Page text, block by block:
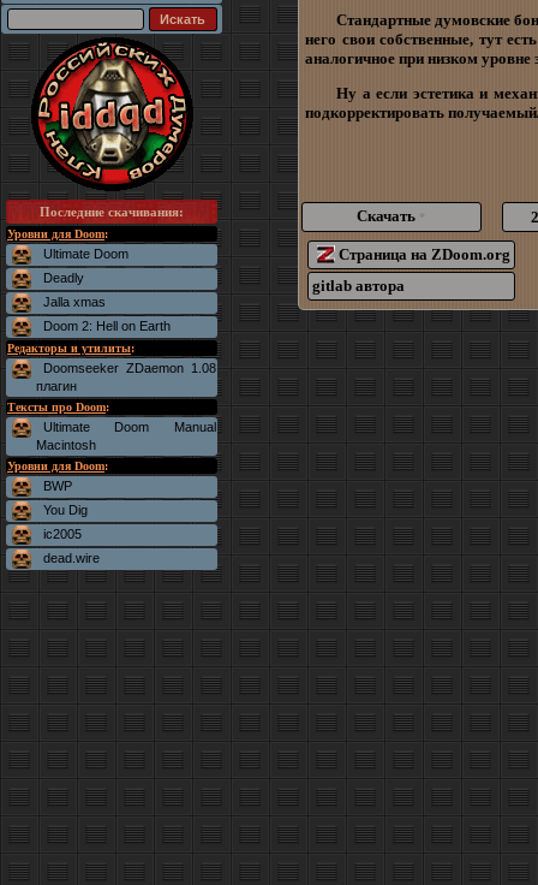
Последние скачивания:
Уровни для Doom:
Ultimate Doom
Deadly
Jalla xmas
Doom 2: Hell on Earth
Редакторы и утилиты:
Doomseeker ZDaemon 1.08
плагин
Тексты про Doom:
Ultimate Doom Manual
Macintosh
Уровни для Doom:
BWP
You Dig
ic2005
dead.wire
Стандартные думовские
него свои собственные, тут
аналогичное при низком уровне
Ну а если эстетика и
подкорректировать
Скачать *
Страница на ZDoom.org
gitlab автора